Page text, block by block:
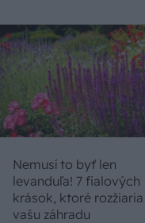
Nemusí to byť len
levanduľa! 7 fialových
krások, ktoré rozžiaria
vašu záhradu